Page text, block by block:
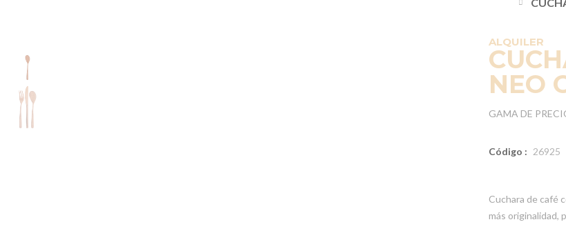
ALQUILER
NEO
GAMA DE
Código : 26925
Cuchara de café
más originalidad,